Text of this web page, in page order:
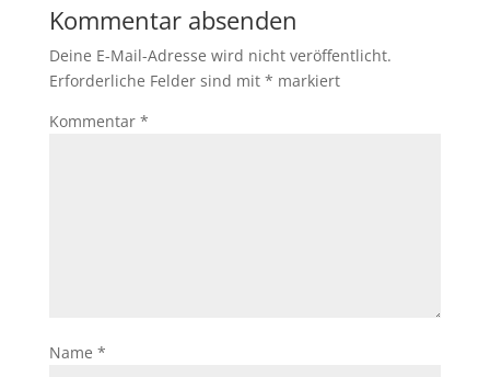
Kommentar absenden
Deine E-Mail-Adresse wird nicht veröffentlicht.
Erforderliche Felder sind mit * markiert
Kommentar *
Name *